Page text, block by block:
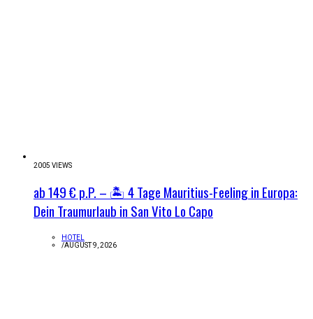
2005 VIEWS
ab 149 € p.P. – 🏝️ 4 Tage Mauritius-Feeling in Europa:
Dein Traumurlaub in San Vito Lo Capo
HOTEL
/AUGUST 9, 2026